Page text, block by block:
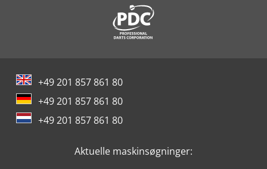
Mercedes-Benz V
Tec Rotec
+49 201 857 861 80
+49 201 857 861 80
+49 201 857 861 80
Aktuelle maskinsøgninger: